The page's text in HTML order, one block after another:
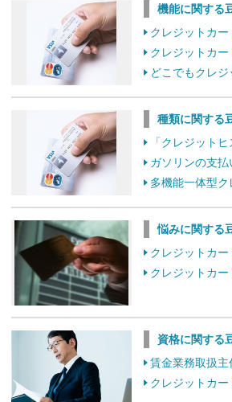
機能に関する
クレジットカ
クレジットカー
どこでもクレ
種類に関する
「クレジット
ガソリンの支
多機能一体型
悩みに関する
クレジットカ
クレジットカ
資格に関する
賃金業務取扱主
クレジットカ